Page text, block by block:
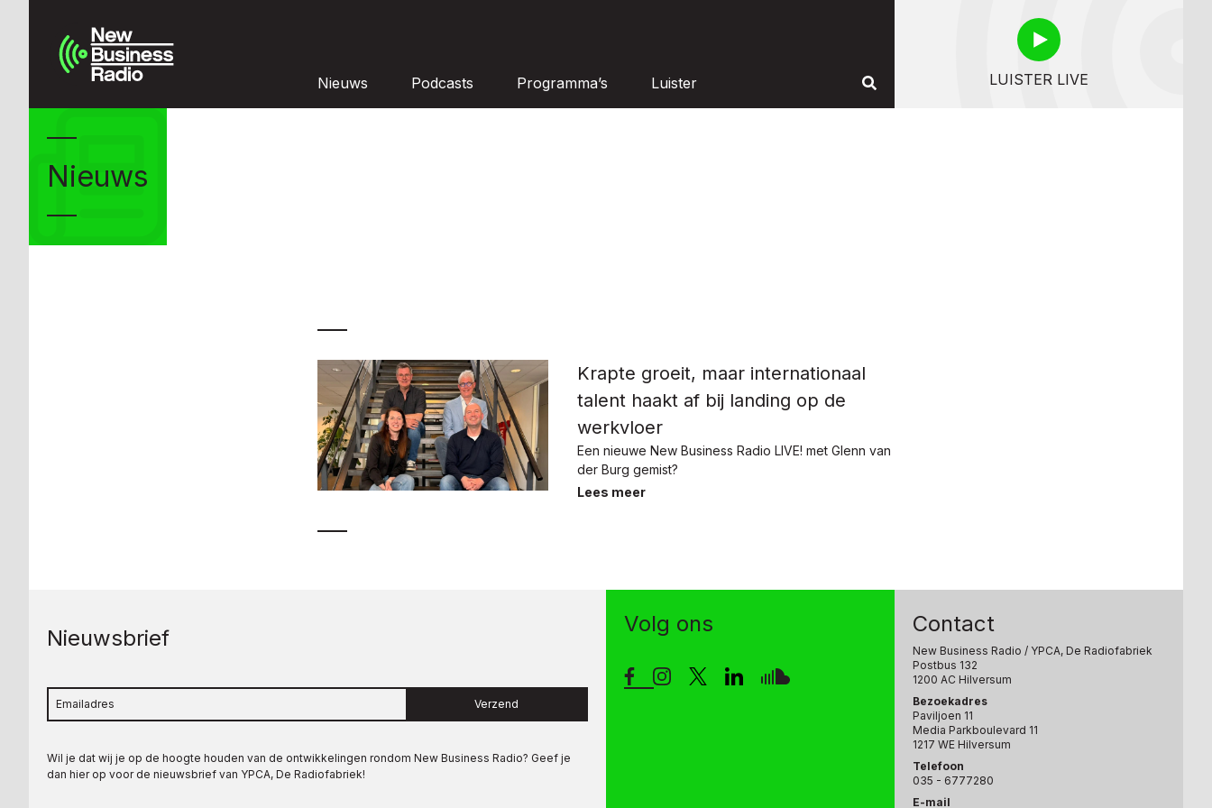
Nieuws Podcasts Programma’s Luister LUISTER LIVE
Nieuws
Krapte groeit, maar internationaal
talent haakt af bij landing op de
werkvloer
Een nieuwe New Business Radio LIVE! met Glenn van
der Burg gemist?
Lees meer
Nieuwsbrief
Verzend
Wil je dat wij je op de hoogte houden van de ontwikkelingen rondom New Business Radio? Geef je
dan hier op voor de nieuwsbrief van YPCA, De Radiofabriek!
Volg ons Contact
New Business Radio / YPCA, De Radiofabriek
Postbus 132
1200 AC Hilversum
Bezoekadres
Paviljoen 11
Media Parkboulevard 11
1217 WE Hilversum
Telefoon
035 - 6777280
E-mail